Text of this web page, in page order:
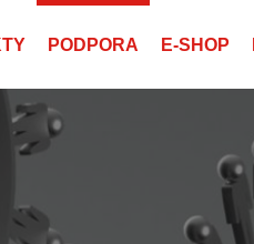
PODPORA E-SHOP